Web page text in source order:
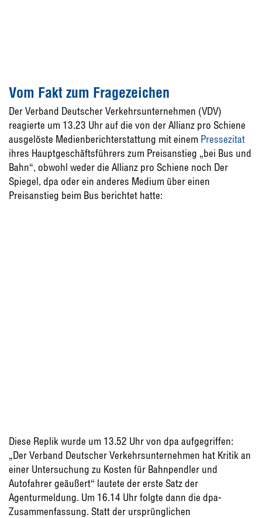
Vom Fakt zum Fragezeichen
Der Verband Deutscher Verkehrsunternehmen (VDV)
reagierte um 13.23 Uhr auf die von der Allianz pro Schiene
ausgelöste Medienberichterstattung mit einem Pressezitat
ihres Hauptgeschäftsführers zum Preisanstieg „bei Bus und
Bahn“, obwohl weder die Allianz pro Schiene noch Der
Spiegel, dpa oder ein anderes Medium über einen
Preisanstieg beim Bus berichtet hatte:
Diese Replik wurde um 13.52 Uhr von dpa aufgegriffen:
„Der Verband Deutscher Verkehrsunternehmen hat Kritik an
einer Untersuchung zu Kosten für Bahnpendler und
Autofahrer geäußert“ lautete der erste Satz der
Agenturmeldung. Um 16.14 Uhr folgte dann die dpa-
Zusammenfassung. Statt der ursprünglichen